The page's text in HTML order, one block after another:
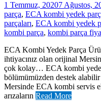
1 Temmuz, 20207 Ağustos,
parça, ECA kombi yedek
parçaları, ECA kombi yedek
kombi parça, kombi parça
ECA Kombi Yedek Parça
ihtiyacınız olan orijinal
çok kolay… ECA kombi
bölümümüzden destek
Mersinde ECA kombi servis
arızaların Read More